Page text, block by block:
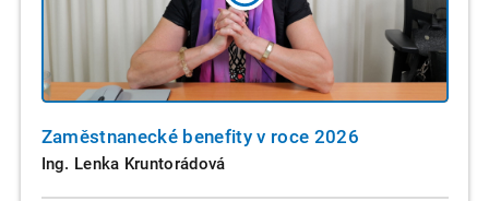
Zaměstnanecké benefity v roce 2026
Ing. Lenka Kruntorádová